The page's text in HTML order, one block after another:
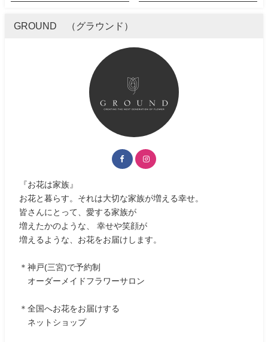
GROUND （グラウンド）
『お花は家族』
お花と暮らす。それは大切な家族が増える幸せ。
皆さんにとって、愛する家族が
増えたかのような、 幸せや笑顔が
増えるような、お花をお届けします。
＊神戸(三宮)で予約制
オーダーメイドフラワーサロン
＊全国へお花をお届けする
ネットショップ